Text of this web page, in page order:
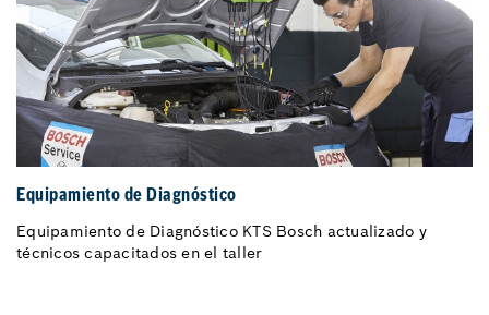
Equipamiento de Diagnóstico
Equipamiento de Diagnóstico KTS Bosch actualizado y
técnicos capacitados en el taller